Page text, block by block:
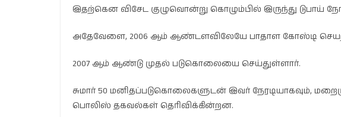
இதற்கென விசேட குழுவொன்று கொழும்பில் இருந்து டுபாய்
அதேவேளை, 2006 ஆம் ஆண்டளவிலேயே பாதாள கோஸ்டி
2007 ஆம் ஆண்டு முதல் படுகொலையை செய்துள்ளார்.
சுமார் 50 மனிதப்படுகொலைகளுடன் இவர் நேரடியாகவும்,
பொலிஸ் தகவல்கள் தெரிவிக்கின்றன.